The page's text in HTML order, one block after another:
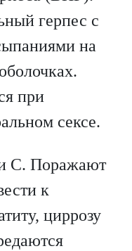
герпес с
на
при
сексе.
C. Поражают
к
циррозу